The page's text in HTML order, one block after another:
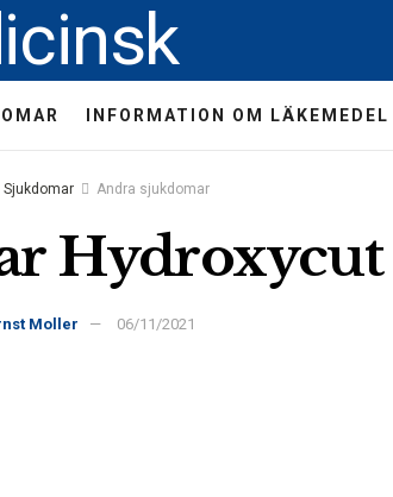
INFORMATION OM LÄKEMEDEL
Sjukdomar Andra sjukdomar
Moller 06/11/2021